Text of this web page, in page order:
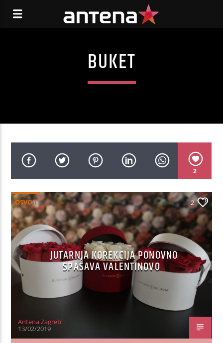
BUKET
2
OSVOJI 2
JUTARNJA KOREKCIJA PONOVNO
SPAŠAVA VALENTINOVO
Antena Zagreb
13/02/2019